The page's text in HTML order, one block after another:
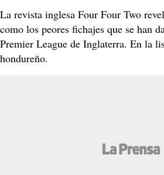
La revista inglesa Four Four Two
como los peores fichajes que se han
Premier League de Inglaterra. En la
hondureño.